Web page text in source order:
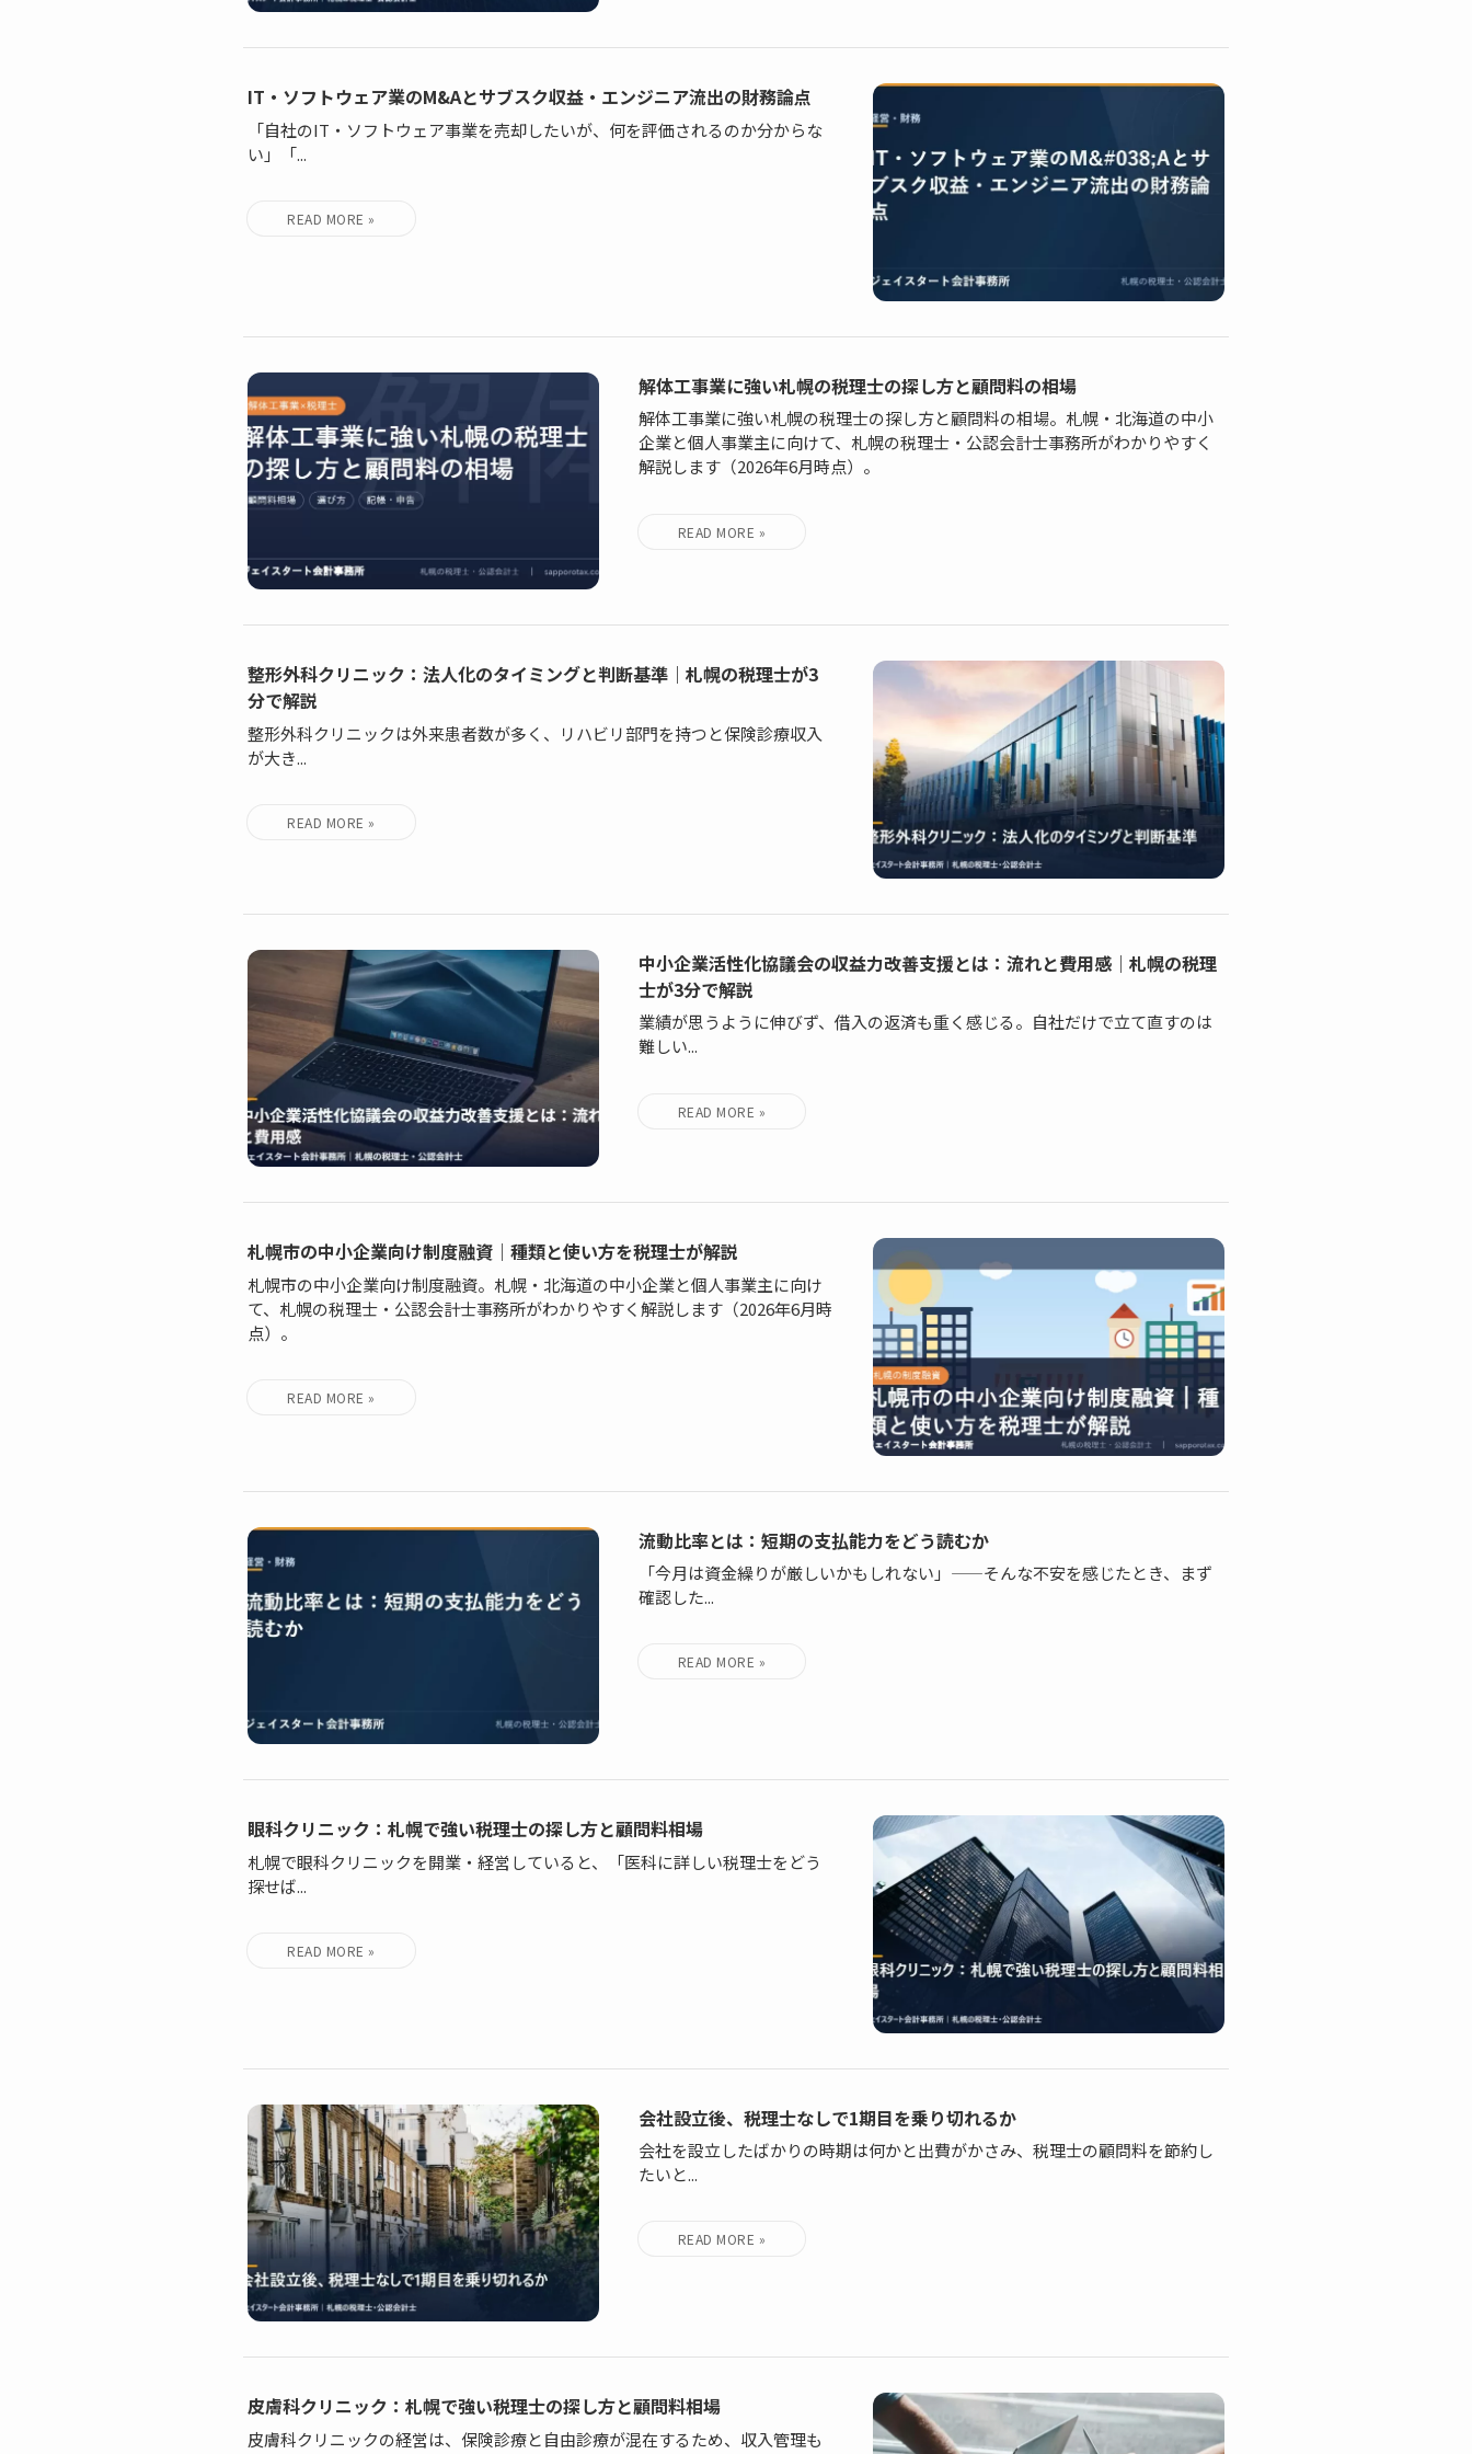
IT・ソフトウェア業のM&Aとサブスク収益・エンジニア流出の財務論点
「自社のIT・ソフトウェア事業を売却したいが、何を評価されるのか分からな
い」「...
解体工事業に強い札幌の税理士の探し方と顧問料の相場
解体工事業に強い札幌の税理士の探し方と顧問料の相場。札幌・北海道の中小
企業と個人事業主に向けて、札幌の税理士・公認会計士事務所がわかりやすく
解説します（2026年6月時点）。
整形外科クリニック：法人化のタイミングと判断基準｜札幌の税理士が3
分で解説
整形外科クリニックは外来患者数が多く、リハビリ部門を持つと保険診療収入
が大き...
中小企業活性化協議会の収益力改善支援とは：流れと費用感｜札幌の税理
士が3分で解説
業績が思うように伸びず、借入の返済も重く感じる。自社だけで立て直すのは
難しい...
札幌市の中小企業向け制度融資｜種類と使い方を税理士が解説
札幌市の中小企業向け制度融資。札幌・北海道の中小企業と個人事業主に向け
て、札幌の税理士・公認会計士事務所がわかりやすく解説します（2026年6月時
点）。
流動比率とは：短期の支払能力をどう読むか
「今月は資金繰りが厳しいかもしれない」——そんな不安を感じたとき、まず
確認した...
眼科クリニック：札幌で強い税理士の探し方と顧問料相場
札幌で眼科クリニックを開業・経営していると、「医科に詳しい税理士をどう
探せば...
会社設立後、税理士なしで1期目を乗り切れるか
会社を設立したばかりの時期は何かと出費がかさみ、税理士の顧問料を節約し
たいと...
皮膚科クリニック：札幌で強い税理士の探し方と顧問料相場
皮膚科クリニックの経営は、保険診療と自由診療が混在するため、収入管理も